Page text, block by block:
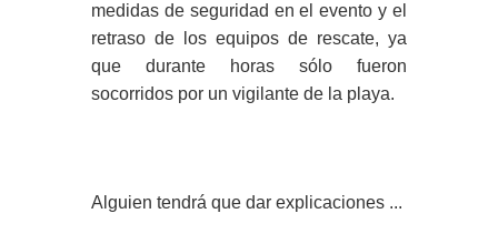
medidas de seguridad en el evento y el
retraso de los equipos de rescate, ya
que durante horas sólo fueron
socorridos por un vigilante de la playa.
Alguien tendrá que dar explicaciones ...